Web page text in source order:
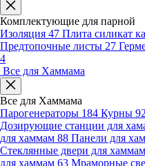
Комплектующие для парной
Изоляция 47 Плита силикат
Предтопочные листы 27
4
Все для Хаммама
Все для Хаммама
Парогенераторы 184 Курны 92
Дозирующие станции для
для хаммам 88 Панели для
Стеклянные двери для хаммам
для хаммам 63 Мраморные